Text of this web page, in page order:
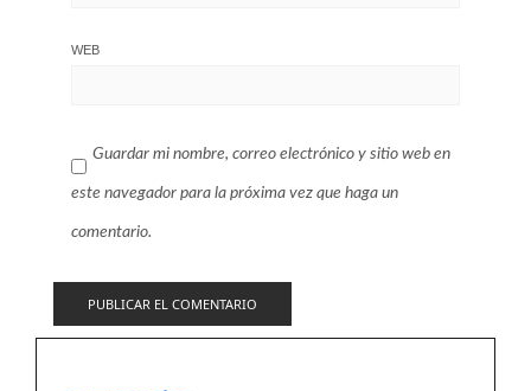
WEB
Guardar mi nombre, correo electrónico y sitio web en
este navegador para la próxima vez que haga un
comentario.